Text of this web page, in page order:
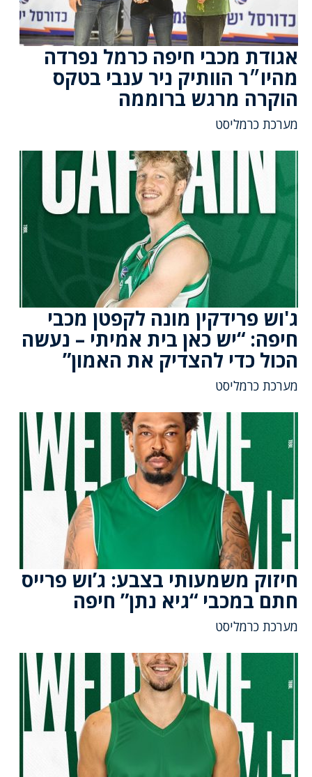
אגודת מכבי חיפה כרמל נפרדה
מהיו״ר הוותיק ניר ענבי בטקס
הוקרה מרגש ברוממה
מערכת כרמליסט
ג'וש פרידקין מונה לקפטן מכבי
חיפה: “יש כאן בית אמיתי – נעשה
הכול כדי להצדיק את האמון”
מערכת כרמליסט
חיזוק משמעותי בצבע: ג’וש פרייס
חתם במכבי “גיא נתן” חיפה
מערכת כרמליסט